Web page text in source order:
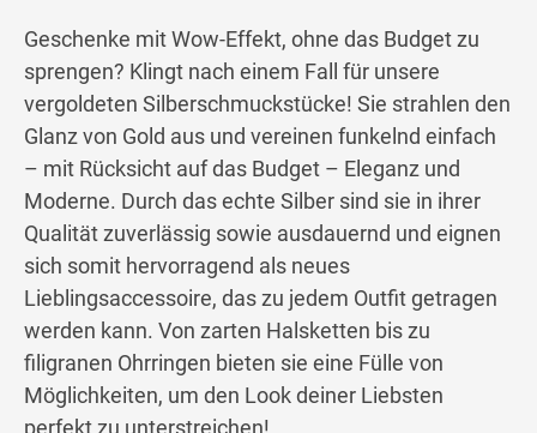
Geschenke mit Wow-Effekt, ohne das Budget zu
sprengen? Klingt nach einem Fall für unsere
vergoldeten Silberschmuckstücke! Sie strahlen den
Glanz von Gold aus und vereinen funkelnd einfach
– mit Rücksicht auf das Budget – Eleganz und
Moderne. Durch das echte Silber sind sie in ihrer
Qualität zuverlässig sowie ausdauernd und eignen
sich somit hervorragend als neues
Lieblingsaccessoire, das zu jedem Outfit getragen
werden kann. Von zarten Halsketten bis zu
filigranen Ohrringen bieten sie eine Fülle von
Möglichkeiten, um den Look deiner Liebsten
perfekt zu unterstreichen!